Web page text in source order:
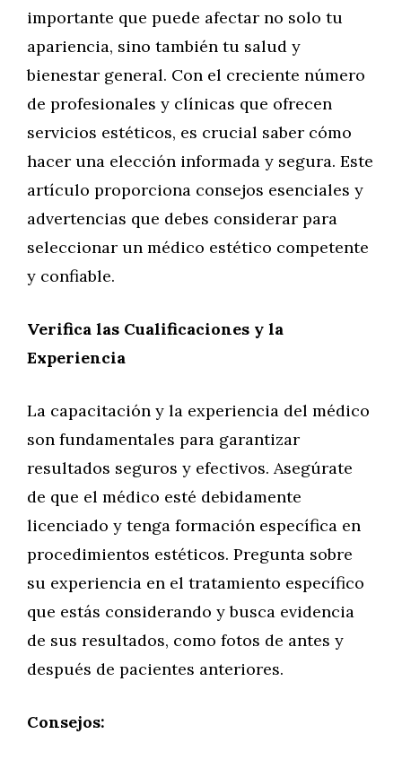
importante que puede afectar no solo tu
apariencia, sino también tu salud y
bienestar general. Con el creciente número
de profesionales y clínicas que ofrecen
servicios estéticos, es crucial saber cómo
hacer una elección informada y segura. Este
artículo proporciona consejos esenciales y
advertencias que debes considerar para
seleccionar un médico estético competente
y confiable.
Verifica las Cualificaciones y la
Experiencia
La capacitación y la experiencia del médico
son fundamentales para garantizar
resultados seguros y efectivos. Asegúrate
de que el médico esté debidamente
licenciado y tenga formación específica en
procedimientos estéticos. Pregunta sobre
su experiencia en el tratamiento específico
que estás considerando y busca evidencia
de sus resultados, como fotos de antes y
después de pacientes anteriores.
Consejos: